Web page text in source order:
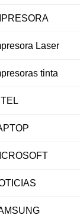
Laser
tinta